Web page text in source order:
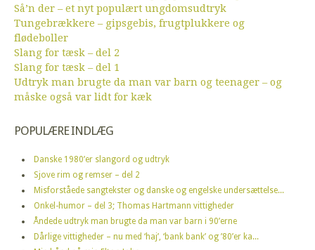
Så’n der – et nyt populært ungdomsudtryk
Tungebrækkere – gipsgebis, frugtplukkere og
flødeboller
Slang for tæsk – del 2
Slang for tæsk – del 1
Udtryk man brugte da man var barn og teenager – og
måske også var lidt for kæk
POPULÆRE INDLÆG
Danske 1980’er slangord og udtryk
Sjove rim og remser – del 2
Misforståede sangtekster og danske og engelske undersættelse...
Onkel-humor – del 3; Thomas Hartmann vittigheder
Åndede udtryk man brugte da man var barn i 90’erne
Dårlige vittigheder – nu med ‘haj’, ‘bank bank’ og ’80’er ka...